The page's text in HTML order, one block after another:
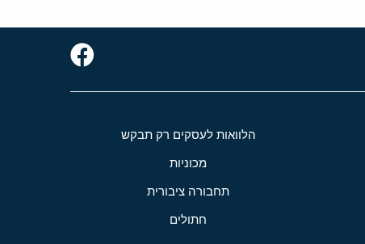
הלוואות לעסקים רק תבקש
מכוניות
תחבורה ציבורית
חתולים